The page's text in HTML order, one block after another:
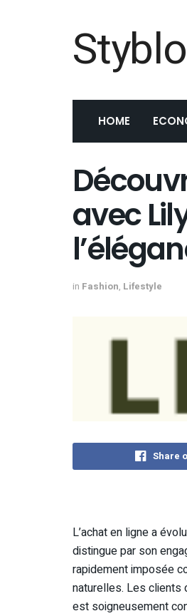
HOME
avec
in Fashion, Lifestyle
Share
L’achat en ligne a
distingue par son
rapidement imposée
naturelles. Les clients
est soigneusement